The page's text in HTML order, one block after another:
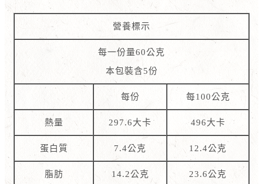
營養標示
每一份量60公克
本包裝含5份
每份 每100公克
熱量 297.6大卡 496大卡
蛋白質 7.4公克 12.4公克
脂肪 14.2公克 23.6公克